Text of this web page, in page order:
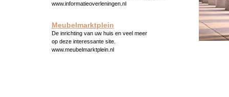
www.informatieoverleningen.nl
Meubelmarktplein
De inrichting van uw huis en veel meer
op deze interessante site.
www.meubelmarktplein.nl